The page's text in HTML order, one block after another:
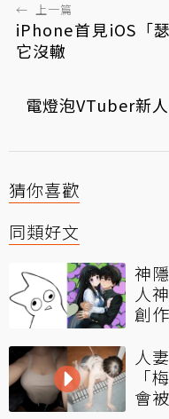
← 上一篇
iPhone首見iOS「
它沒轍
電燈泡VTuber新
猜你喜歡
同類好文
神
人
創作
人
「
會